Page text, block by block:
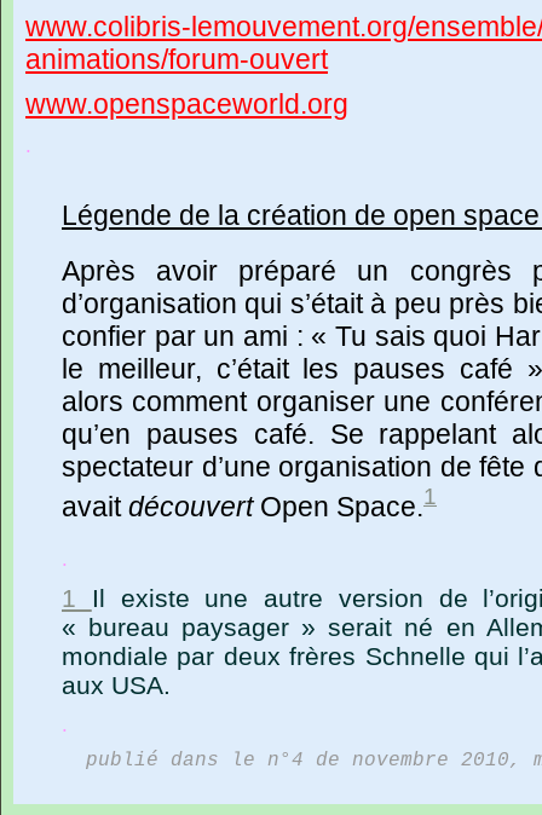
www.colibris-lemouvement.org/
animations/forum-ouvert
www.openspaceworld.org
.
Légende de la création de open space
Après
avoir préparé un congrès
d’organisation qui s’était à peu près
confier par un ami : « Tu sais quoi
le meilleur, c’était les pauses café
alors comment organiser une
qu’en pauses café. Se rappelant
spectateur d’une organisation de fête
avait découvert Open Space.1
.
1 Il existe une autre version de
« bureau paysager » serait né en
mondiale par deux frères Schnelle qui
aux USA.
.
publié dans le n°4 de novembre